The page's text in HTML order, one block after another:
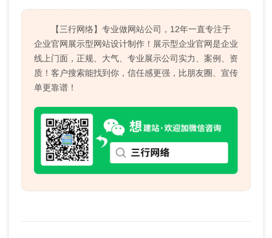
【三行网络】专业做网站公司，12年一直专注于
企业官网展示型网站设计制作！展示型企业官网是企业
线上门面，正规、大气、专业展示公司实力、案例、资
质！客户搜索能找到你，信任感更强，比朋友圈、宣传
单更靠谱！